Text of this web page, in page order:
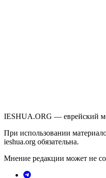
IESHUA.ORG — еврейский
При использовании
ieshua.org обязательна.
Мнение редакции может не